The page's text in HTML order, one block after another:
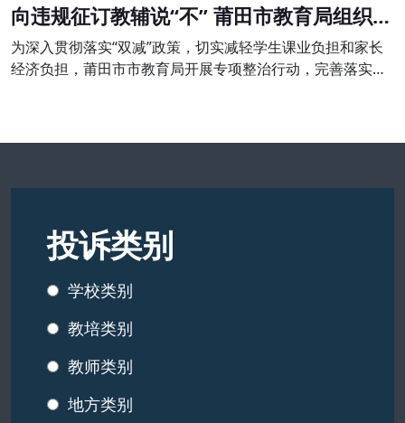
向违规征订教辅说“不” 莆田市教育局组织开
展专项整治行动
为深入贯彻落实“双减”政策，切实减轻学生课业负担和家长
经济负担，莆田市市教育局开展专项整治行动，完善落实进
投诉类别
学校类别
教培类别
教师类别
地方类别